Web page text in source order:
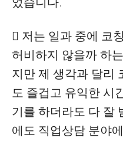
 저는 일과 중에 코
허비하지 않을까 하
지만 제 생각과 달리
도 즐겁고 유익한 시
기를 하더라도 다 잘
에도 직업상담 분야